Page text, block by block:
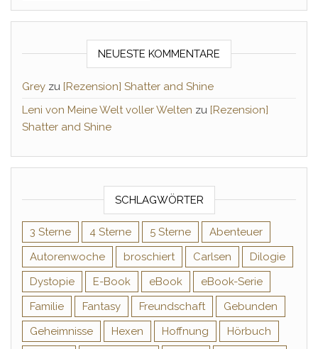
NEUESTE KOMMENTARE
Grey zu [Rezension] Shatter and Shine
Leni von Meine Welt voller Welten zu [Rezension]
Shatter and Shine
SCHLAGWÖRTER
3 Sterne 4 Sterne 5 Sterne
Abenteuer
Autorenwoche
broschiert Carlsen
Dilogie
Dystopie
E-Book eBook
eBook-Serie
Familie
Fantasy Freundschaft
Gebunden
Geheimnisse
Hexen Hoffnung
Hörbuch